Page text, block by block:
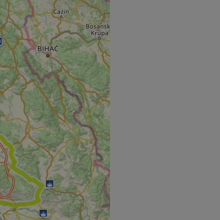
response
traffic is
bots. It is part of
humans and bots.
make valid
humans and bots.
make valid
use cases after
stickiness
features
by sites
Usually
by the server.
zur
Zwecke zu
Dienst verwendet,
Cookies zu
Script.com muss